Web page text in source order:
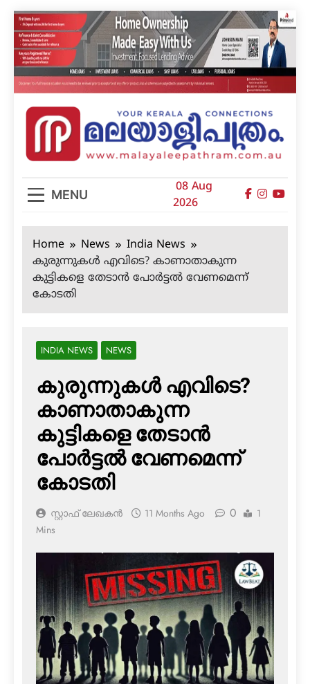
Skip
to
content
മലയാളിപത്രം
MENU
08 Aug
2026
Home News
India News
കുരുന്നുകള്‍ എവിടെ? കാണാതാകുന്ന
കുട്ടികളെ തേടാന്‍ പോര്‍ട്ടല്‍ വേണമെന്ന്
കോടതി
INDIA NEWS NEWS
കുരുന്നുകള്‍ എവിടെ?
കാണാതാകുന്ന
കുട്ടികളെ തേടാന്‍
പോര്‍ട്ടല്‍ വേണമെന്ന്
കോടതി
സ്റ്റാഫ് ലേഖകൻ 11 Months Ago 0
1
Mins